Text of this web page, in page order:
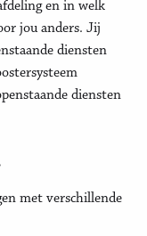
en in welk
jou anders. Jij
diensten
diensten
met verschillende